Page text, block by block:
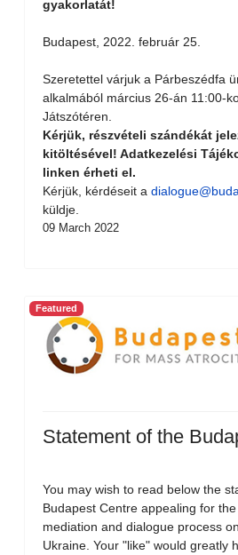
gyakorlatát!
Budapest, 2022. február 25.
Szeretettel várjuk a Párbeszédfa
alkalmából március 26-án 11:00-
Játszótéren.
Kérjük, részvételi szándékát
kitöltésével! Adatkezelési
linken érheti el.
Kérjük, kérdéseit a
küldje.
09 March 2022
Featured
Statement of the
You may wish to read below the
Budapest Centre appealing for
mediation and dialogue process
Ukraine. Your "like" would greatly